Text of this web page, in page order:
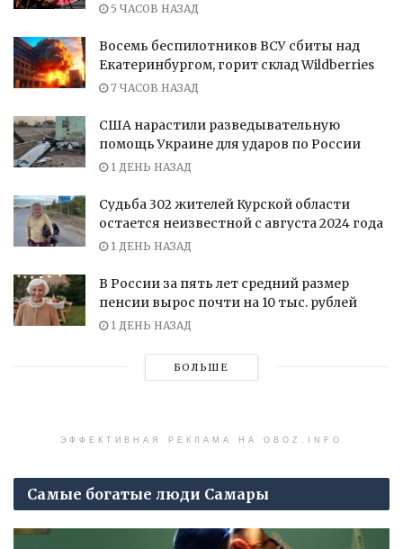
5 ЧАСОВ НАЗАД
Восемь беспилотников ВСУ сбиты над
Екатеринбургом, горит склад Wildberries
7 ЧАСОВ НАЗАД
США нарастили разведывательную
помощь Украине для ударов по России
1 ДЕНЬ НАЗАД
Судьба 302 жителей Курской области
остается неизвестной с августа 2024 года
1 ДЕНЬ НАЗАД
В России за пять лет средний размер
пенсии вырос почти на 10 тыс. рублей
1 ДЕНЬ НАЗАД
БОЛЬШЕ
ЭФФЕКТИВНАЯ РЕКЛАМА НА OBOZ.INFO
Самые богатые люди Самары